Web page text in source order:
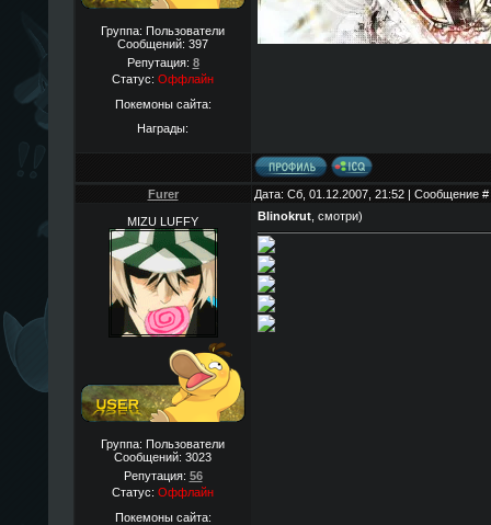
Группа: Пользователи
Сообщений: 397
Репутация: 8
Статус: Оффлайн
Покемоны сайта:
Награды:
Furer Дата: Сб, 01.12.2007, 21:52 | Сообщение #
MIZU LUFFY
Группа: Пользователи
Сообщений: 3023
Репутация: 56
Статус: Оффлайн
Покемоны сайта:
Blinokrut, смотри)